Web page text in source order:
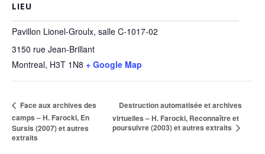
LIEU
Pavillon Lionel-Groulx, salle C-1017-02
3150 rue Jean-Brillant
Montreal, H3T 1N8 + Google Map
Face aux archives des
camps – H. Farocki, En
Sursis (2007) et autres
extraits
Destruction automatisée et archives
virtuelles – H. Farocki, Reconnaître et
poursuivre (2003) et autres extraits